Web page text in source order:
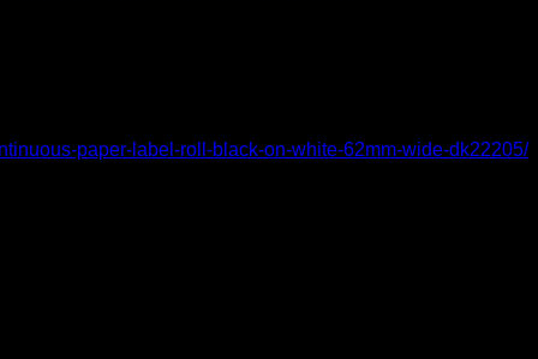
paper-label-roll-black-on-white-62mm-wide-dk22205/